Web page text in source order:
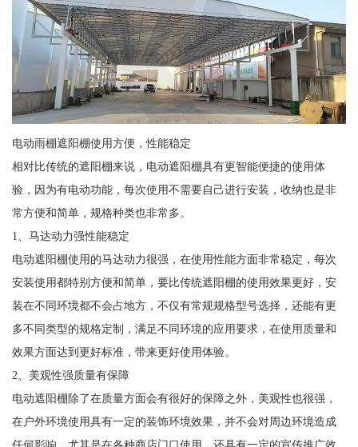
电动雨棚遮阳棚使用方便，性能稳定
相对比传统的遮阳棚来说，电动遮阳棚具有更智能便捷的使用体
验，因为有电动功能，每次使用不需要自己进行安装，收纳也是非
常方便和简单，规格种类也非常多。
1、马达动力强性能稳定
电动遮阳棚使用的马达动力很强，在使用性能方面非常稳定，每次
安装使用都特别方便和简单，要比传统遮阳棚的使用效果更好，安
装在不同环境都不会占地方，不仅有常规规格型号选择，还能有更
多不同类型的规格定制，满足不同环境的应用要求，在使用质量和
效果方面达到更好标准，带来更好使用体验。
2、美观性强质量有保障
电动遮阳棚除了在质量方面会有很好的保障之外，美观性也很强，
在户外环境使用具有一定的装饰环境效果，并不会对周边环境造成